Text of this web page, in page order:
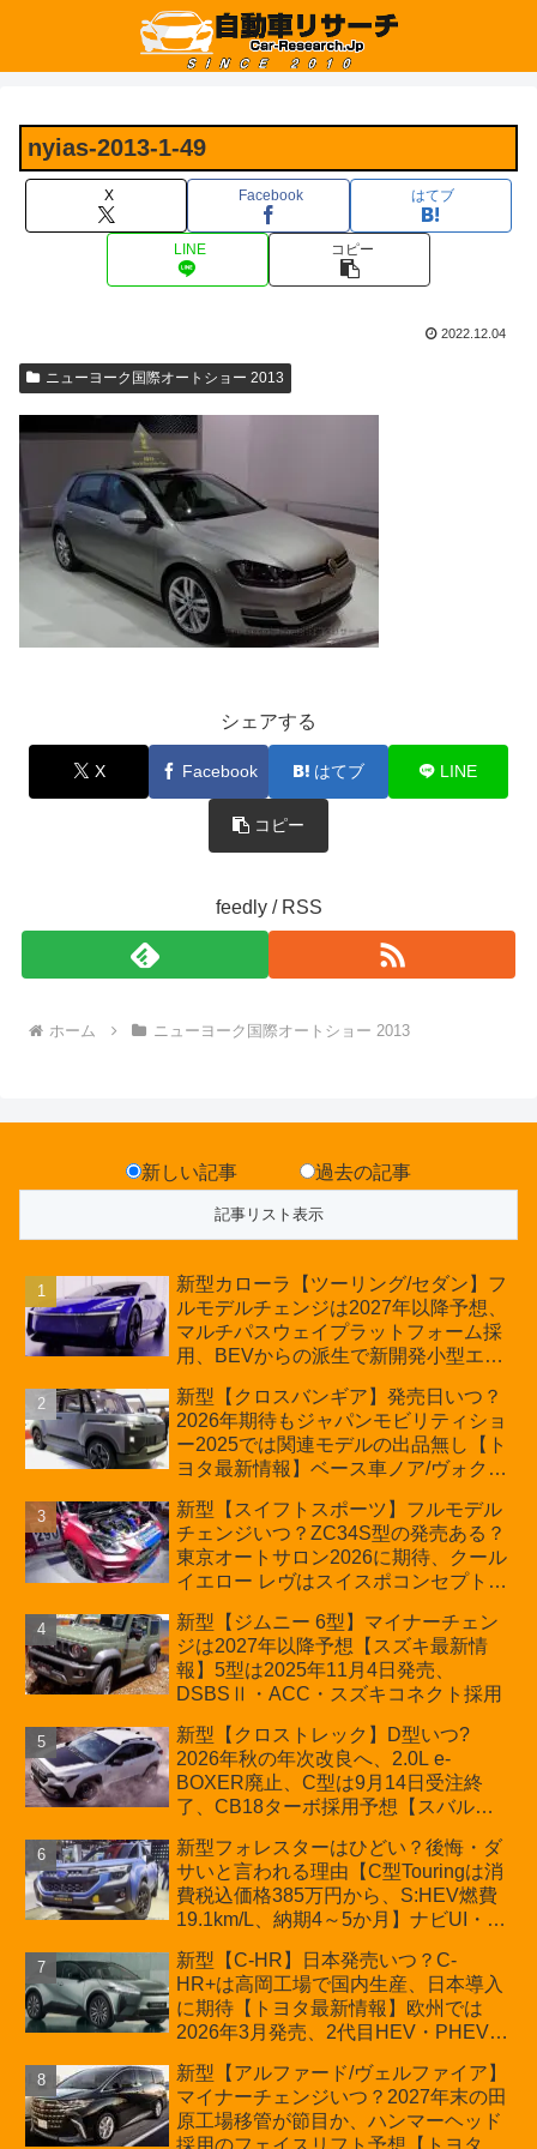
nyias-2013-1-49
X Facebook はてブ
LINE コピー
2022.12.04
ニューヨーク国際オートショー 2013
シェアする
X Facebook はてブ LINE
コピー
feedly / RSS
ホーム ニューヨーク国際オートショー 2013
新しい記事 過去の記事
新型カローラ【ツーリング/セダン】フ
ルモデルチェンジは2027年以降予想、
マルチパスウェイプラットフォーム採
用、BEVからの派生で新開発小型エン
の採用は無しか【トヨタ最新情報】60
周年記念車発売
新型【クロスバンギア】発売日いつ？
2026年期待もジャパンモビリティショ
ー2025では関連モデルの出品無し【ト
ヨタ最新情報】ベース車ノア/ヴォクシ
ほか「コア」と「ツール」、デリカ
D:5対抗のクロスオーバーSUVミニバ
ン
新型【スイフトスポーツ】フルモデル
チェンジいつ？ZC34S型の発売ある？
東京オートサロン2026に期待、クール
イエロー レヴはスイスポコンセプト
プが争点【スズキ最新情報】特別仕様
車「ZC33S Final Edition」終了
新型【ジムニー 6型】マイナーチェン
ジは2027年以降予想【スズキ最新情
報】5型は2025年11月4日発売、
DSBSⅡ・ACC・スズキコネクト採用
新型【クロストレック】D型いつ?
2026年秋の年次改良へ、2.0L e-
BOXER廃止、C型は9月14日受注終
了、CB18ターボ採用予想【スバル最
新型フォレスターはひどい？後悔・ダ
サいと言われる理由【C型Touringは消
費税込価格385万円から、S:HEV燃費
19.1km/L、納期4～5か月】ナビUI・冬
カーオブザイヤーとJNCAP大賞受賞後
も残る注意点
新型【C-HR】日本発売いつ？C-
HR+は高岡工場で国内生産、日本導入
に期待【トヨタ最新情報】欧州では
2026年3月発売、2代目HEV・PHEVは
新型【アルファード/ヴェルファイア】
マイナーチェンジいつ？2027年末の田
原工場移管が節目か、ハンマーヘッド
採用のフェイスリフト予想【トヨタ最